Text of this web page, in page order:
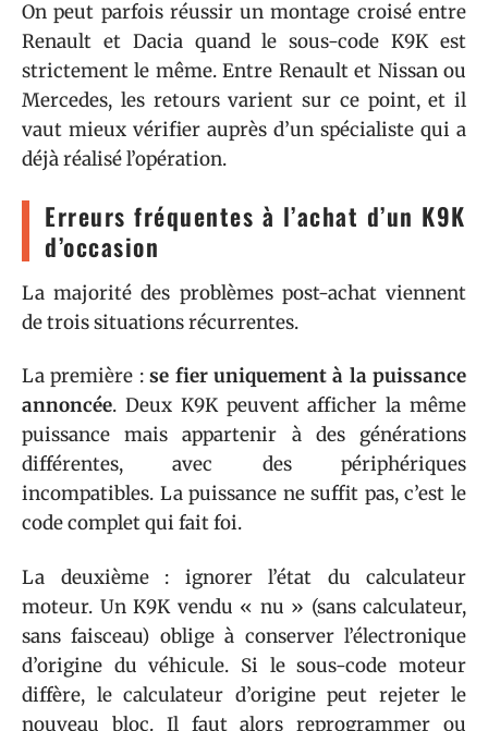
On peut parfois réussir un montage croisé entre
Renault et Dacia quand le sous-code K9K est
strictement le même. Entre Renault et Nissan ou
Mercedes, les retours varient sur ce point, et il
vaut mieux vérifier auprès d’un spécialiste qui a
déjà réalisé l’opération.
Erreurs fréquentes à l’achat d’un K9K
d’occasion
La majorité des problèmes post-achat viennent
de trois situations récurrentes.
La première :se fier uniquement à la puissance
annoncée. Deux K9K peuvent afficher la même
puissance mais appartenir à des générations
différentes, avec des périphériques
incompatibles. La puissance ne suffit pas, c’est le
code complet qui fait foi.
La deuxième : ignorer l’état du calculateur
moteur. Un K9K vendu « nu » (sans calculateur,
sans faisceau) oblige à conserver l’électronique
d’origine du véhicule. Si le sous-code moteur
diffère, le calculateur d’origine peut rejeter le
nouveau bloc. Il faut alors reprogrammer ou